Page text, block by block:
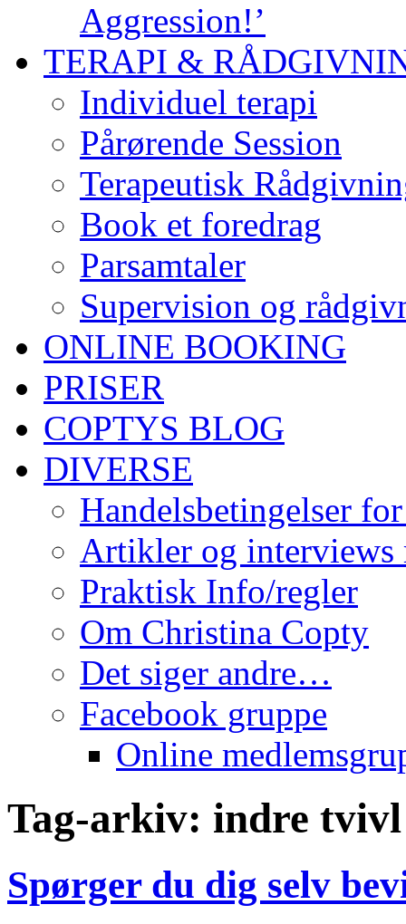
Aggression!’
TERAPI &
Individuel terapi
Pårørende Session
Terapeutisk
Book et foredrag
Parsamtaler
Supervision og
ONLINE BOOKING
PRISER
COPTYS BLOG
DIVERSE
Handelsbetingelser
Artikler og interviews
Praktisk Info/regler
Om Christina Copty
Det siger andre…
Facebook gruppe
Online
Tag-arkiv: indre tvivl
Spørger du dig selv